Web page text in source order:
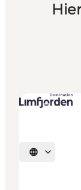
Sprache